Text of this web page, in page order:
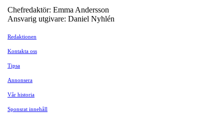
Chefredaktör: Emma Andersson
Ansvarig utgivare: Daniel Nyhlén
Redaktionen
Kontakta oss
Tipsa
Annonsera
Vår historia
Sponsrat innehåll